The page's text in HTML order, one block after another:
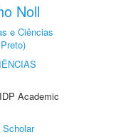
Noll
e Ciências
Academic
Scholar